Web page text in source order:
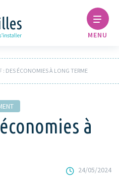
MENU
: DES ÉCONOMIES À LONG TERME
à
24/05/2024